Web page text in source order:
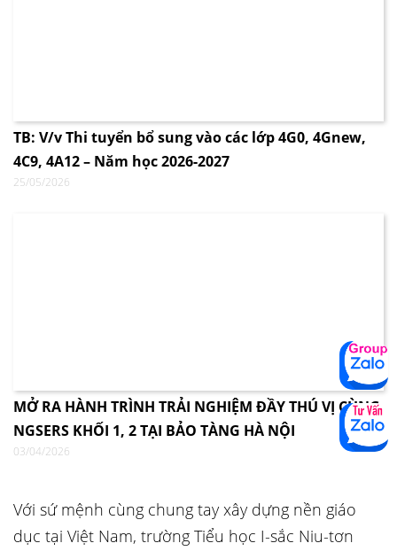
TB: V/v Thi tuyển bổ sung vào các lớp 4G0, 4Gnew,
4C9, 4A12 – Năm học 2026-2027
25/05/2026
MỞ RA HÀNH TRÌNH TRẢI NGHIỆM ĐẦY THÚ VỊ CÙNG
NGSERS KHỐI 1, 2 TẠI BẢO TÀNG HÀ NỘI
03/04/2026
Với sứ mệnh cùng chung tay xây dựng nền giáo
dục tại Việt Nam, trường Tiểu học I-sắc Niu-tơn